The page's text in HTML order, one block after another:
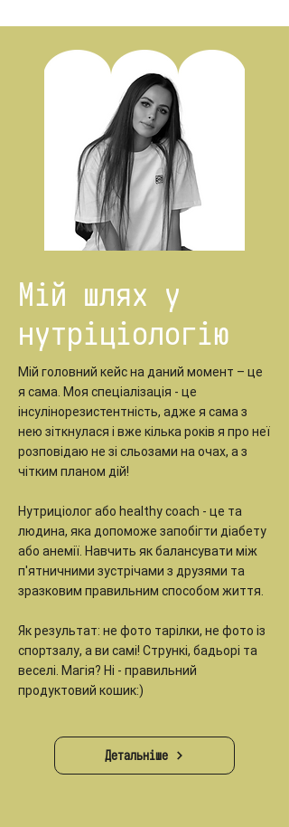
Мій шлях у
нутріціологію
Мій головний кейс на даний момент – це
я сама. Моя спеціалізація - це
інсулінорезистентність, адже я сама з
нею зіткнулася і вже кілька років я про неї
розповідаю не зі сльозами на очах, а з
чітким планом дій!
Нутриціолог або healthy coach - це та
людина, яка допоможе запобігти діабету
або анемії. Навчить як балансувати між
п'ятничними зустрічами з друзями та
зразковим правильним способом життя.
Як результат: не фото тарілки, не фото із
спортзалу, а ви самі! Стрункі, бадьорі та
веселі. Магія? Ні - правильний
продуктовий кошик:)
Детальніше